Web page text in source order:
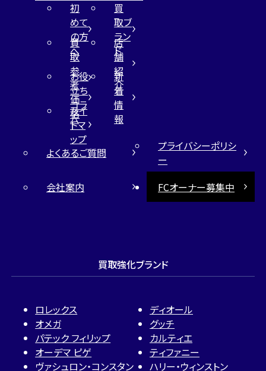
初
めて
の方
へ
買
取ブ
ラン
ド
買
取
参
考
価
格
店
舗
紹
介
お役
立ち
コラ
ム
新
着
情
報
サイ
トマ
ップ
よくあるご質問
プライバシーポリシ
ー
会社案内
FCオーナー募集中
買取強化ブランド
ロレックス
オメガ
パテック フィリップ
オーデマ ピゲ
ヴァシュロン・コンスタン
ディオール
グッチ
カルティエ
ティファニー
ハリー・ウィンストン